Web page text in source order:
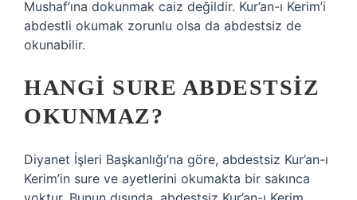
Mushaf’ına dokunmak caiz değildir. Kur’an-ı Kerim’i
abdestli okumak zorunlu olsa da abdestsiz de
okunabilir.
HANGI SURE ABDESTSIZ
OKUNMAZ?
Diyanet İşleri Başkanlığı’na göre, abdestsiz Kur’an-ı
Kerim’in sure ve ayetlerini okumakta bir sakınca